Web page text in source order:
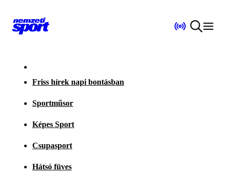
Friss hírek napi bontásban
Sportműsor
Képes Sport
Csupasport
Hátsó füves